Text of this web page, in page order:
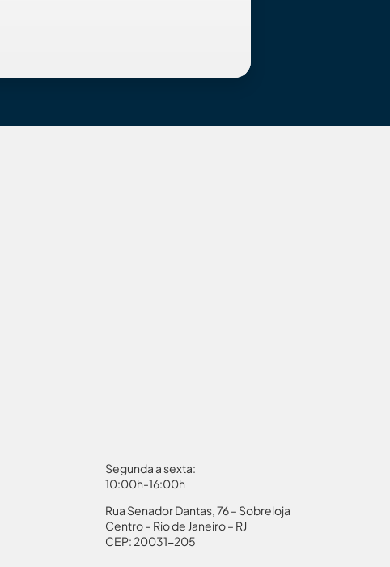
Segunda a sexta:
10:00h-16:00h
Rua Senador Dantas, 76 – Sobreloja
Centro – Rio de Janeiro – RJ
CEP: 20031-205
Autorização Menores